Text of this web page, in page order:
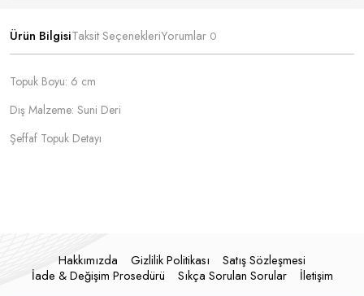
Ürün BilgisiTaksit SeçenekleriYorumlar 0
Topuk Boyu: 6 cm
Dış Malzeme: Suni Deri
Şeffaf Topuk Detayı
Hakkımızda Gizlilik Politikası
Satış Sözleşmesi
İade & Değişim Prosedürü
Sıkça Sorulan Sorular İletişim